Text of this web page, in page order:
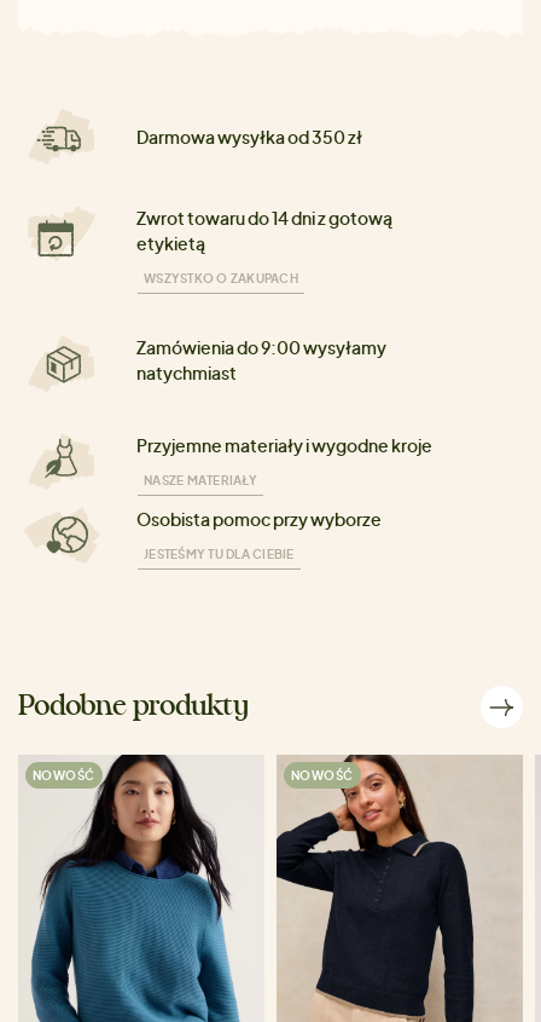
Darmowa wysyłka od 350 zł
Zwrot towaru do 14 dni z gotową
etykietą
WSZYSTKO O ZAKUPACH
Zamówienia do 9:00 wysyłamy
natychmiast
Przyjemne materiały i wygodne kroje
NASZE MATERIAŁY
Osobista pomoc przy wyborze
JESTEŚMY TU DLA CIEBIE
Podobne produkty
NOWOŚĆ NOWOŚĆ